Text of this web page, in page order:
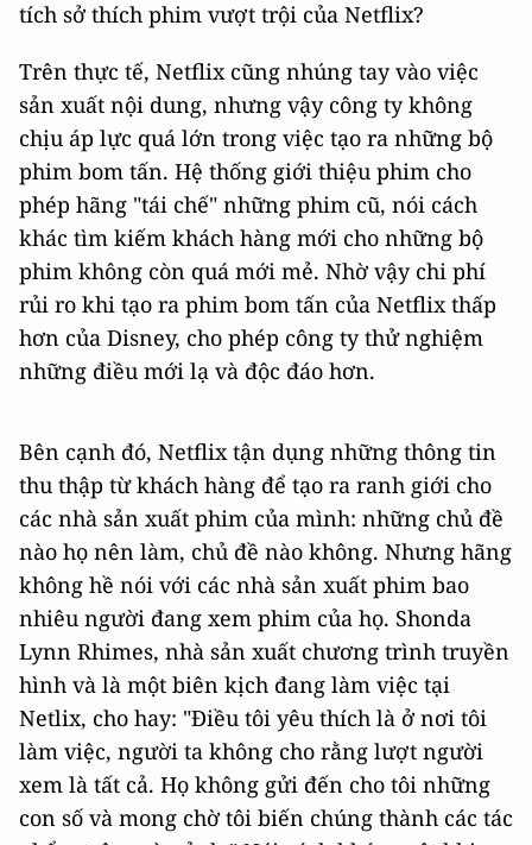
tích sở thích phim vượt trội của Netflix?
Trên thực tế, Netflix cũng nhúng tay vào việc
sản xuất nội dung, nhưng vậy công ty không
chịu áp lực quá lớn trong việc tạo ra những bộ
phim bom tấn. Hệ thống giới thiệu phim cho
phép hãng "tái chế" những phim cũ, nói cách
khác tìm kiếm khách hàng mới cho những bộ
phim không còn quá mới mẻ. Nhờ vậy chi phí
rủi ro khi tạo ra phim bom tấn của Netflix thấp
hơn của Disney, cho phép công ty thử nghiệm
những điều mới lạ và độc đáo hơn.
Bên cạnh đó, Netflix tận dụng những thông tin
thu thập từ khách hàng để tạo ra ranh giới cho
các nhà sản xuất phim của mình: những chủ đề
nào họ nên làm, chủ đề nào không. Nhưng hãng
không hề nói với các nhà sản xuất phim bao
nhiêu người đang xem phim của họ. Shonda
Lynn Rhimes, nhà sản xuất chương trình truyền
hình và là một biên kịch đang làm việc tại
Netlix, cho hay: "Điều tôi yêu thích là ở nơi tôi
làm việc, người ta không cho rằng lượt người
xem là tất cả. Họ không gửi đến cho tôi những
con số và mong chờ tôi biến chúng thành các tác